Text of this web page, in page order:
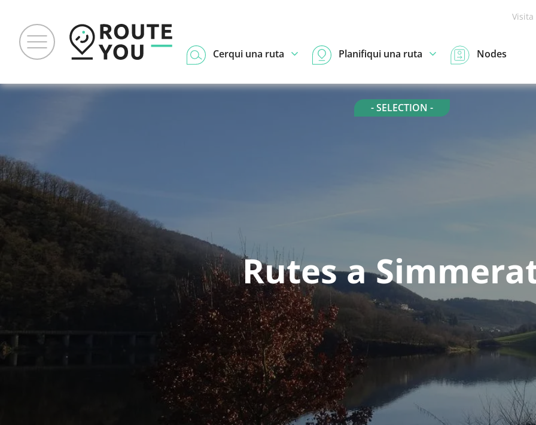
Cerqui una ruta Planifiqui una ruta Nodes
- SELECTION -
Rutes a